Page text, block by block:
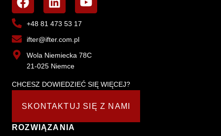
+48 81 473 53 17
ifter@ifter.com.pl
Wola Niemiecka 78C
21-025 Niemce
CHCESZ DOWIEDZIEĆ SIĘ WIĘCEJ?
SKONTAKTUJ SIĘ Z NAMI
ROZWIĄZANIA